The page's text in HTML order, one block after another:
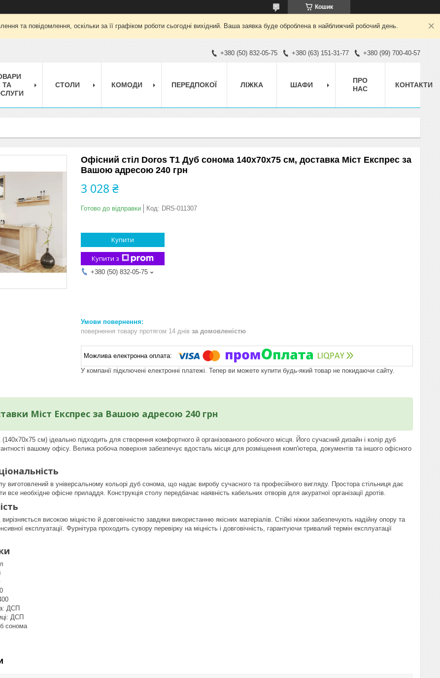
Кошик
та повідомлення, оскільки за її графіком роботи сьогодні вихідний. Ваша заявка буде оброблена в найближчий робочий день.
+380 (50) 832-05-75 +380 (63) 151-31-77 +380 (99) 700-40-57
ТА
СТОЛИ КОМОДИ ПЕРЕДПОКОЇ ЛІЖКА ШАФИ
ПРО
НАС
КОНТАКТИ
Офісний стіл Doros Т1 Дуб сонома 140х70х75 см, доставка Міст Експрес за
Вашою адресою 240 грн
3 028 ₴
Готово до відправки Код: DRS-011307
Купити
Купити з
+380 (50) 832-05-75
повернення товару протягом 14 днів за домовленістю
У компанії підключені електронні платежі. Тепер ви можете купити будь-який товар не покидаючи сайту.
Міст Експрес за Вашою адресою 240 грн
см) ідеально підходить для створення комфортного й організованого робочого місця. Його сучасний дизайн і колір дуб
вашому офісу. Велика робоча поверхня забезпечує вдосталь місця для розміщення комп'ютера, документів та іншого офісного
виготовлений в універсальному кольорі дуб сонома, що надає виробу сучасного та професійного вигляду. Простора стільниця дає
все необхідне офісне приладдя. Конструкція столу передбачає наявність кабельних отворів для акуратної організації дротів.
високою міцністю й довговічністю завдяки використанню якісних матеріалів. Стійкі ніжки забезпечують надійну опору та
експлуатації. Фурнітура проходить сувору перевірку на міцність і довговічність, гарантуючи тривалий термін експлуатації
ДСП
ДСП
сонома